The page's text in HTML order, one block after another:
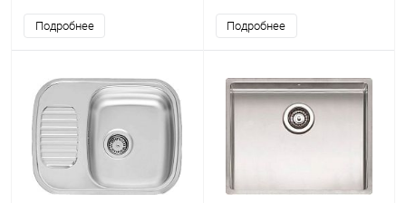
Подробнее Подробнее